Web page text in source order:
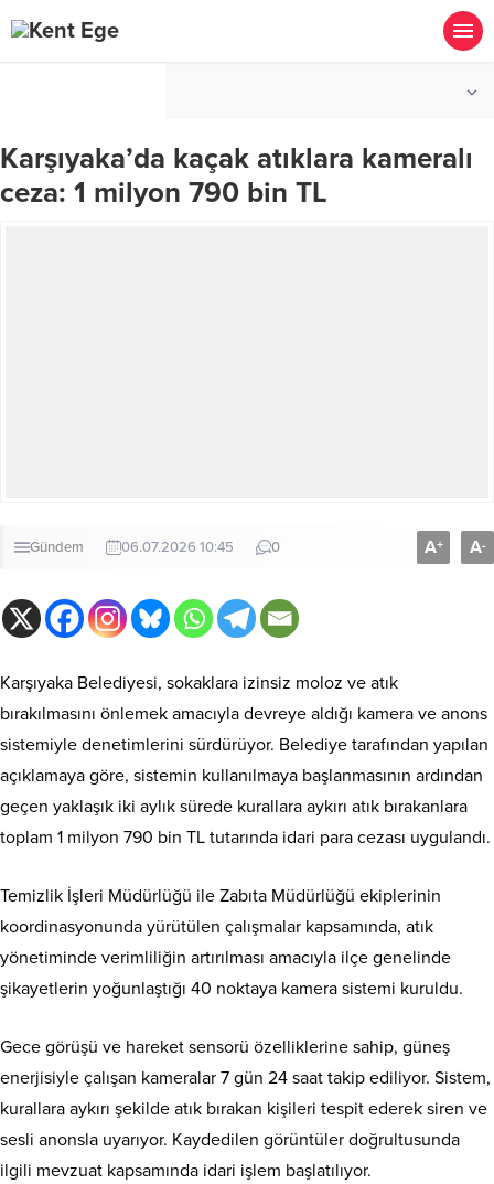
Karşıyaka’da kaçak atıklara kameralı
ceza: 1 milyon 790 bin TL
Gündem 06.07.2026 10:45 0 A+ A-
Karşıyaka Belediyesi, sokaklara izinsiz moloz ve atık
bırakılmasını önlemek amacıyla devreye aldığı kamera ve anons
sistemiyle denetimlerini sürdürüyor. Belediye tarafından yapılan
açıklamaya göre, sistemin kullanılmaya başlanmasının ardından
geçen yaklaşık iki aylık sürede kurallara aykırı atık bırakanlara
toplam 1 milyon 790 bin TL tutarında idari para cezası uygulandı.
Temizlik İşleri Müdürlüğü ile Zabıta Müdürlüğü ekiplerinin
koordinasyonunda yürütülen çalışmalar kapsamında, atık
yönetiminde verimliliğin artırılması amacıyla ilçe genelinde
şikayetlerin yoğunlaştığı 40 noktaya kamera sistemi kuruldu.
Gece görüşü ve hareket sensorü özelliklerine sahip, güneş
enerjisiyle çalışan kameralar 7 gün 24 saat takip ediliyor. Sistem,
kurallara aykırı şekilde atık bırakan kişileri tespit ederek siren ve
sesli anonsla uyarıyor. Kaydedilen görüntüler doğrultusunda
ilgili mevzuat kapsamında idari işlem başlatılıyor.